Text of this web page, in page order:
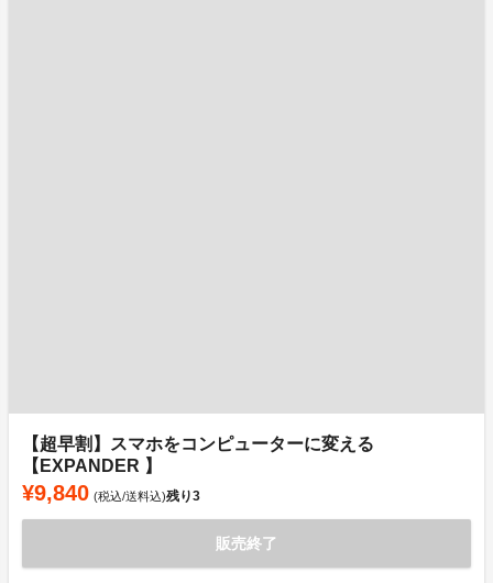
【超早割】スマホをコンピューターに変える
【EXPANDER 】
¥9,840 (税込/送料込)残り3
販売終了